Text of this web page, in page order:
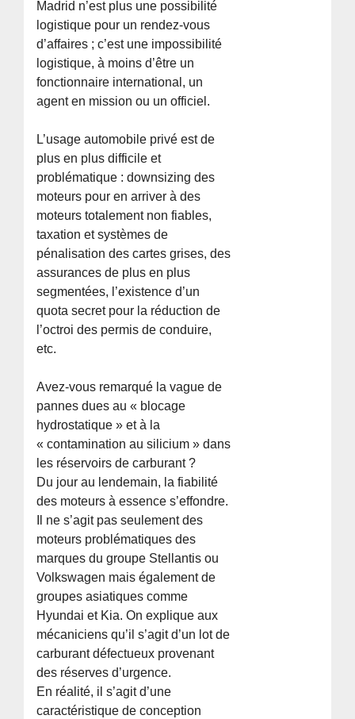
Madrid n’est plus une possibilité
logistique pour un rendez-vous
d’affaires ; c’est une impossibilité
logistique, à moins d’être un
fonctionnaire international, un
agent en mission ou un officiel.
L’usage automobile privé est de
plus en plus difficile et
problématique : downsizing des
moteurs pour en arriver à des
moteurs totalement non fiables,
taxation et systèmes de
pénalisation des cartes grises, des
assurances de plus en plus
segmentées, l’existence d’un
quota secret pour la réduction de
l’octroi des permis de conduire,
etc.
Avez-vous remarqué la vague de
pannes dues au « blocage
hydrostatique » et à la
« contamination au silicium » dans
les réservoirs de carburant ?
Du jour au lendemain, la fiabilité
des moteurs à essence s’effondre.
Il ne s’agit pas seulement des
moteurs problématiques des
marques du groupe Stellantis ou
Volkswagen mais également de
groupes asiatiques comme
Hyundai et Kia. On explique aux
mécaniciens qu’il s’agit d’un lot de
carburant défectueux provenant
des réserves d’urgence.
En réalité, il s’agit d’une
caractéristique de conception